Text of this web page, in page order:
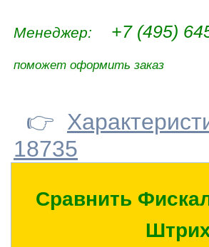
Менеджер: +7 (495)
поможет оформить заказ
👉
18735
Сравнить